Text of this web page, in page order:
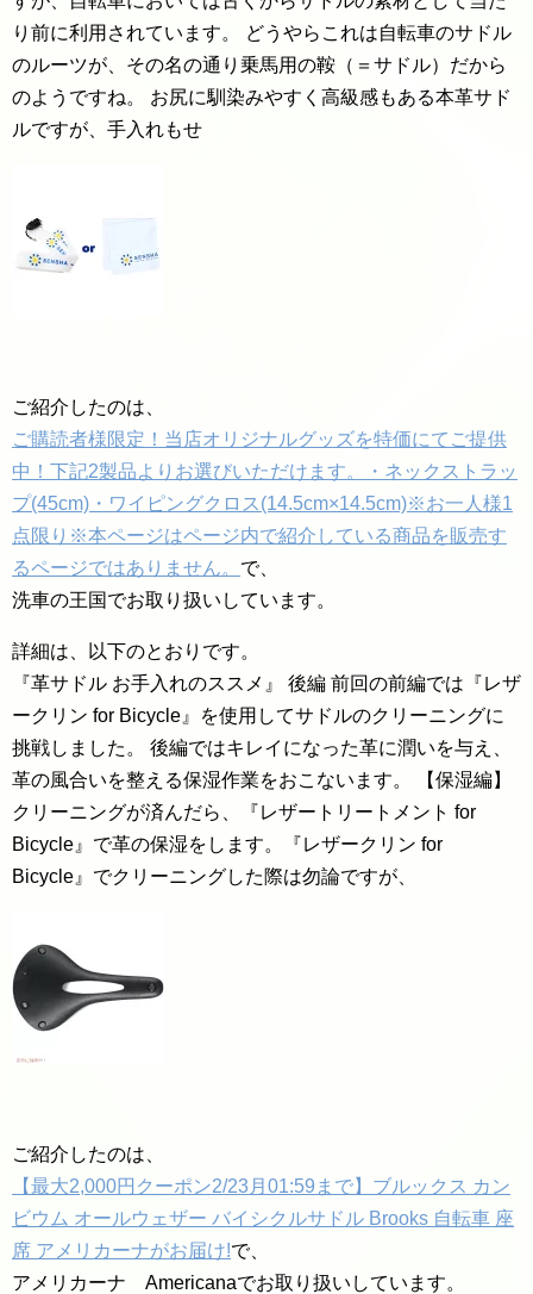
り前に利用されています。 どうやらこれは自転車のサドル
のルーツが、その名の通り乗馬用の鞍（＝サドル）だから
のようですね。 お尻に馴染みやすく高級感もある本革サド
ルですが、手入れもせ
ご紹介したのは、
ご購読者様限定！当店オリジナルグッズを特価にてご提供
中！下記2製品よりお選びいただけます。・ネックストラッ
プ(45cm)・ワイピングクロス(14.5cm×14.5cm)※お一人様1
点限り※本ページはページ内で紹介している商品を販売す
るページではありません。 で、
洗車の王国でお取り扱いしています。
詳細は、以下のとおりです。
『革サドル お手入れのススメ』 後編 前回の前編では『レザ
ークリン for Bicycle』を使用してサドルのクリーニングに
挑戦しました。 後編ではキレイになった革に潤いを与え、
革の風合いを整える保湿作業をおこないます。 【保湿編】
クリーニングが済んだら、『レザートリートメント for
Bicycle』で革の保湿をします。『レザークリン for
Bicycle』でクリーニングした際は勿論ですが、
ご紹介したのは、
【最大2,000円クーポン2/23月01:59まで】ブルックス カン
ビウム オールウェザー バイシクルサドル Brooks 自転車 座
席 アメリカーナがお届け!で、
アメリカーナ Americanaでお取り扱いしています。